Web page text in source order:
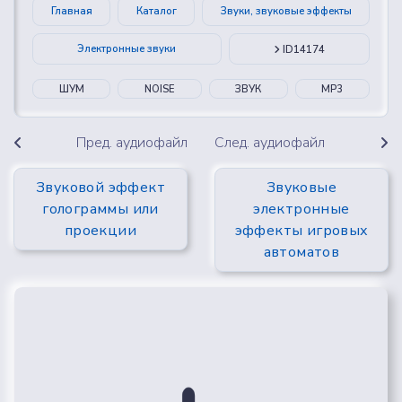
Главная Каталог Звуки, звуковые эффекты
Электронные звуки ID14174
ШУМ NOISE ЗВУК MP3
Пред. аудиофайл
Звуковой эффект
голограммы или
проекции
След. аудиофайл
Звуковые
электронные
эффекты игровых
автоматов